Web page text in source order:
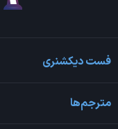
فست دیکشنری
مترجم‌ها